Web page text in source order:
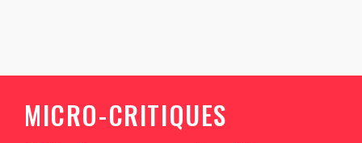
MICRO-CRITIQUES